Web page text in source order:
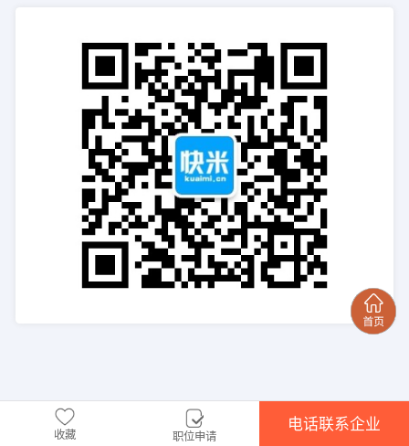
收藏 职位申请
电话联系企业